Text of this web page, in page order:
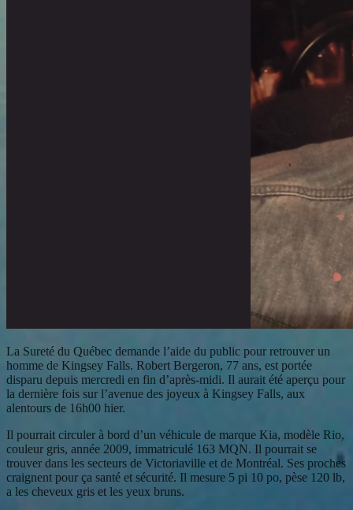
La Sureté du Québec demande l’aide du public pour retrouver un
homme de Kingsey Falls. Robert Bergeron, 77 ans, est portée
disparu depuis mercredi en fin d’après-midi. Il aurait été aperçu pour
la dernière fois sur l’avenue des joyeux à Kingsey Falls, aux
alentours de 16h00 hier.
Il pourrait circuler à bord d’un véhicule de marque Kia, modèle Rio,
couleur gris, année 2009, immatriculé 163 MQN. Il pourrait se
trouver dans les secteurs de Victoriaville et de Montréal. Ses proches
craignent pour ça santé et sécurité. Il mesure 5 pi 10 po, pèse 120 lb,
a les cheveux gris et les yeux bruns.